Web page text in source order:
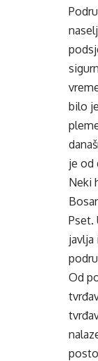
bilo
je od
Neki
Pset.
javlja
Od